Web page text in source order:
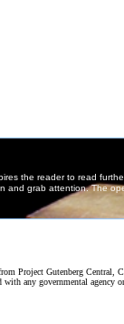
Project Gutenberg Central,
any governmental agency